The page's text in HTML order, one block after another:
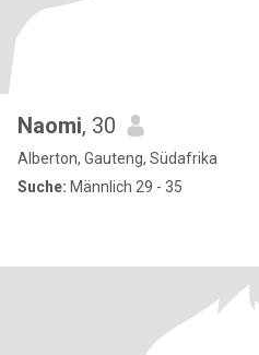
Naomi, 30
Alberton, Gauteng, Südafrika
Suche: Männlich 29 - 35